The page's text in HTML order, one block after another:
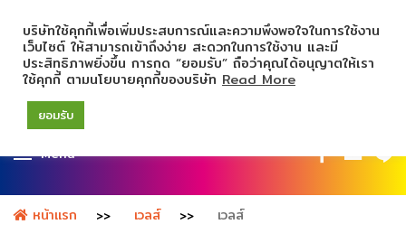
Menu
หน้าแรก เวลส์ เวลส์
บริษัทใช้คุกกี้เพื่อเพิ่มประสบการณ์และความพึงพอใจในการใช้งาน
เว็บไซต์ ให้สามารถเข้าถึงง่าย สะดวกในการใช้งาน และมี
ประสิทธิภาพยิ่งขึ้น การกด “ยอมรับ” ถือว่าคุณได้อนุญาตให้เรา
ใช้คุกกี้ ตามนโยบายคุกกี้ของบริษัท Read More
ยอมรับ